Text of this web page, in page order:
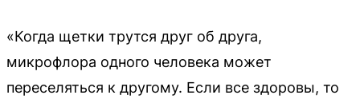
«Когда щетки трутся друг об друга,
микрофлора одного человека может
переселяться к другому. Если все здоровы, то